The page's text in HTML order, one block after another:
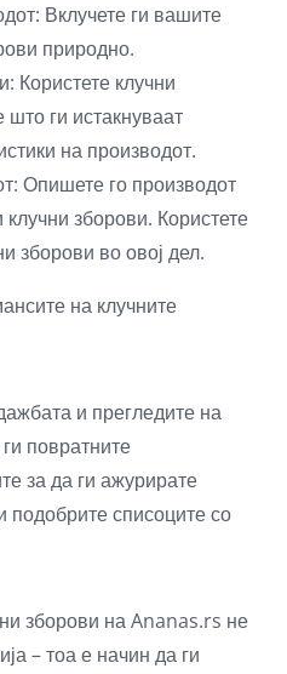
Вклучете ги вашите
природно.
Користете клучни
што ги истакнуваат
на производот.
Опишете го производот
клучни зборови. Користете
зборови во овој дел.
на клучните
и прегледите на
повратните
за да ги ажурирате
подобрите списоците со
зборови на Ananas.rs не
– тоа е начин да ги